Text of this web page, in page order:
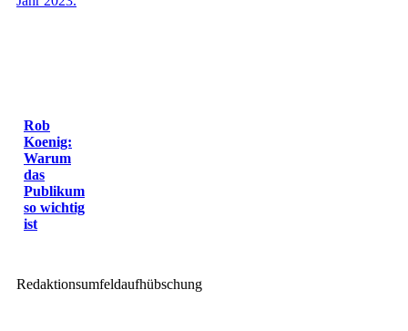
Rob
Koenig:
Warum
das
Publikum
so wichtig
ist
Redaktionsumfeldaufhübschung